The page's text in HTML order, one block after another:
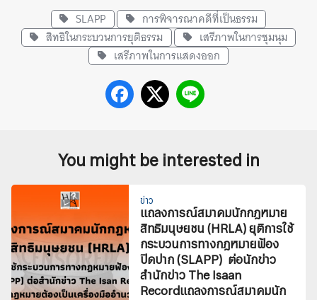
SLAPP
การพิจารณาคดีที่เป็นธรรม
สิทธิในกระบวนการยุติธรรม
เสรีภาพในการชุมนุม
เสรีภาพในการแสดงออก
You might be interested in
ข่าว
แถลงการณ์สมาคมนักกฎหมาย
สิทธิมนุษยชน (HRLA) ยุติการใช้
กระบวนการทางกฎหมายฟ้อง
ปิดปาก (SLAPP) ต่อนักข่าว
สำนักข่าว The Isaan
Recordแถลงการณ์สมาคมนัก